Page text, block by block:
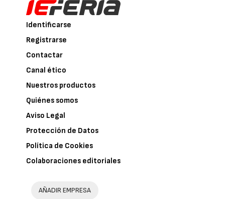
Identificarse
Registrarse
Contactar
Canal ético
Nuestros productos
Quiénes somos
Aviso Legal
Protección de Datos
Política de Cookies
Colaboraciones editoriales
AÑADIR EMPRESA